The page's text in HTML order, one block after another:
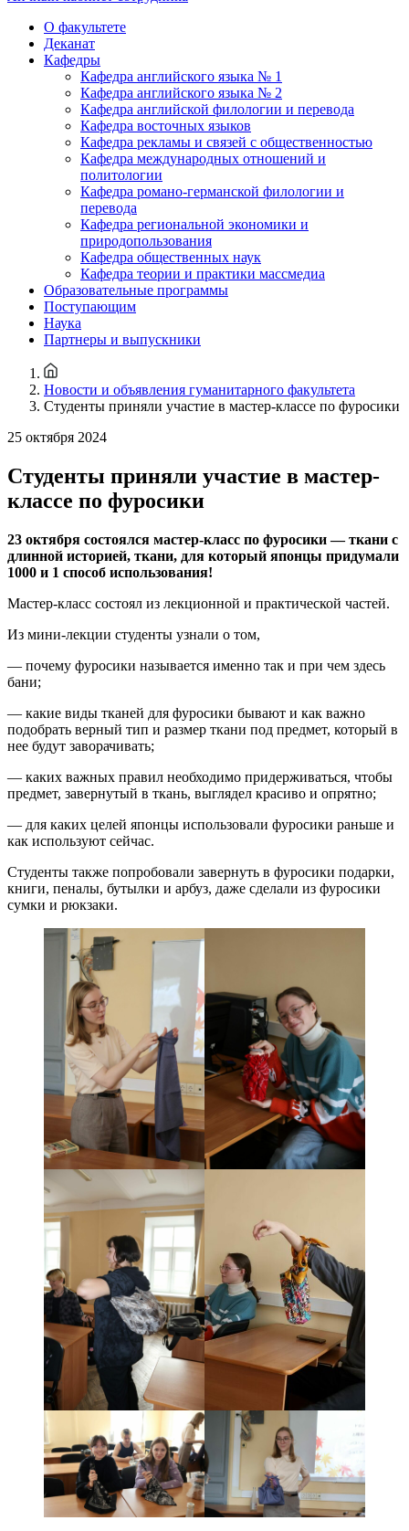
О факультете
Деканат
Кафедры
Кафедра английского языка № 1
Кафедра английского языка № 2
Кафедра английской филологии и перевода
Кафедра восточных языков
Кафедра рекламы и связей с общественностью
Кафедра международных отношений и
политологии
Кафедра романо-германской филологии и
перевода
Кафедра региональной экономики и
природопользования
Кафедра общественных наук
Кафедра теории и практики массмедиа
Образовательные программы
Поступающим
Наука
Партнеры и выпускники
Новости и объявления гуманитарного факультета
Студенты приняли участие в мастер-классе по фуросики
25 октября 2024
Студенты приняли участие в мастер-
классе по фуросики
23 октября состоялся мастер-класс по фуросики — ткани с
длинной историей, ткани, для который японцы придумали
1000 и 1 способ использования!
Мастер-класс состоял из лекционной и практической частей.
Из мини-лекции студенты узнали о том,
— почему фуросики называется именно так и при чем здесь
бани;
— какие виды тканей для фуросики бывают и как важно
подобрать верный тип и размер ткани под предмет, который в
нее будут заворачивать;
— каких важных правил необходимо придерживаться, чтобы
предмет, завернутый в ткань, выглядел красиво и опрятно;
— для каких целей японцы использовали фуросики раньше и
как используют сейчас.
Студенты также попробовали завернуть в фуросики подарки,
книги, пеналы, бутылки и арбуз, даже сделали из фуросики
сумки и рюкзаки.